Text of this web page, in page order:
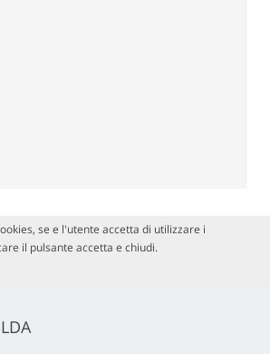
se e l'utente accetta di utilizzare i
il pulsante accetta e chiudi.